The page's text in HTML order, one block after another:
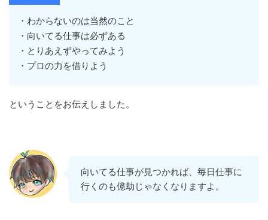
・わからないのは当然のこと
・向いてる仕事は必ずある
・とりあえずやってみよう
・プロの力を借りよう
ということをお伝えしました。
向いてる仕事が見つかれば、毎日仕事に
行くのも億劫じゃなくなりますよ。